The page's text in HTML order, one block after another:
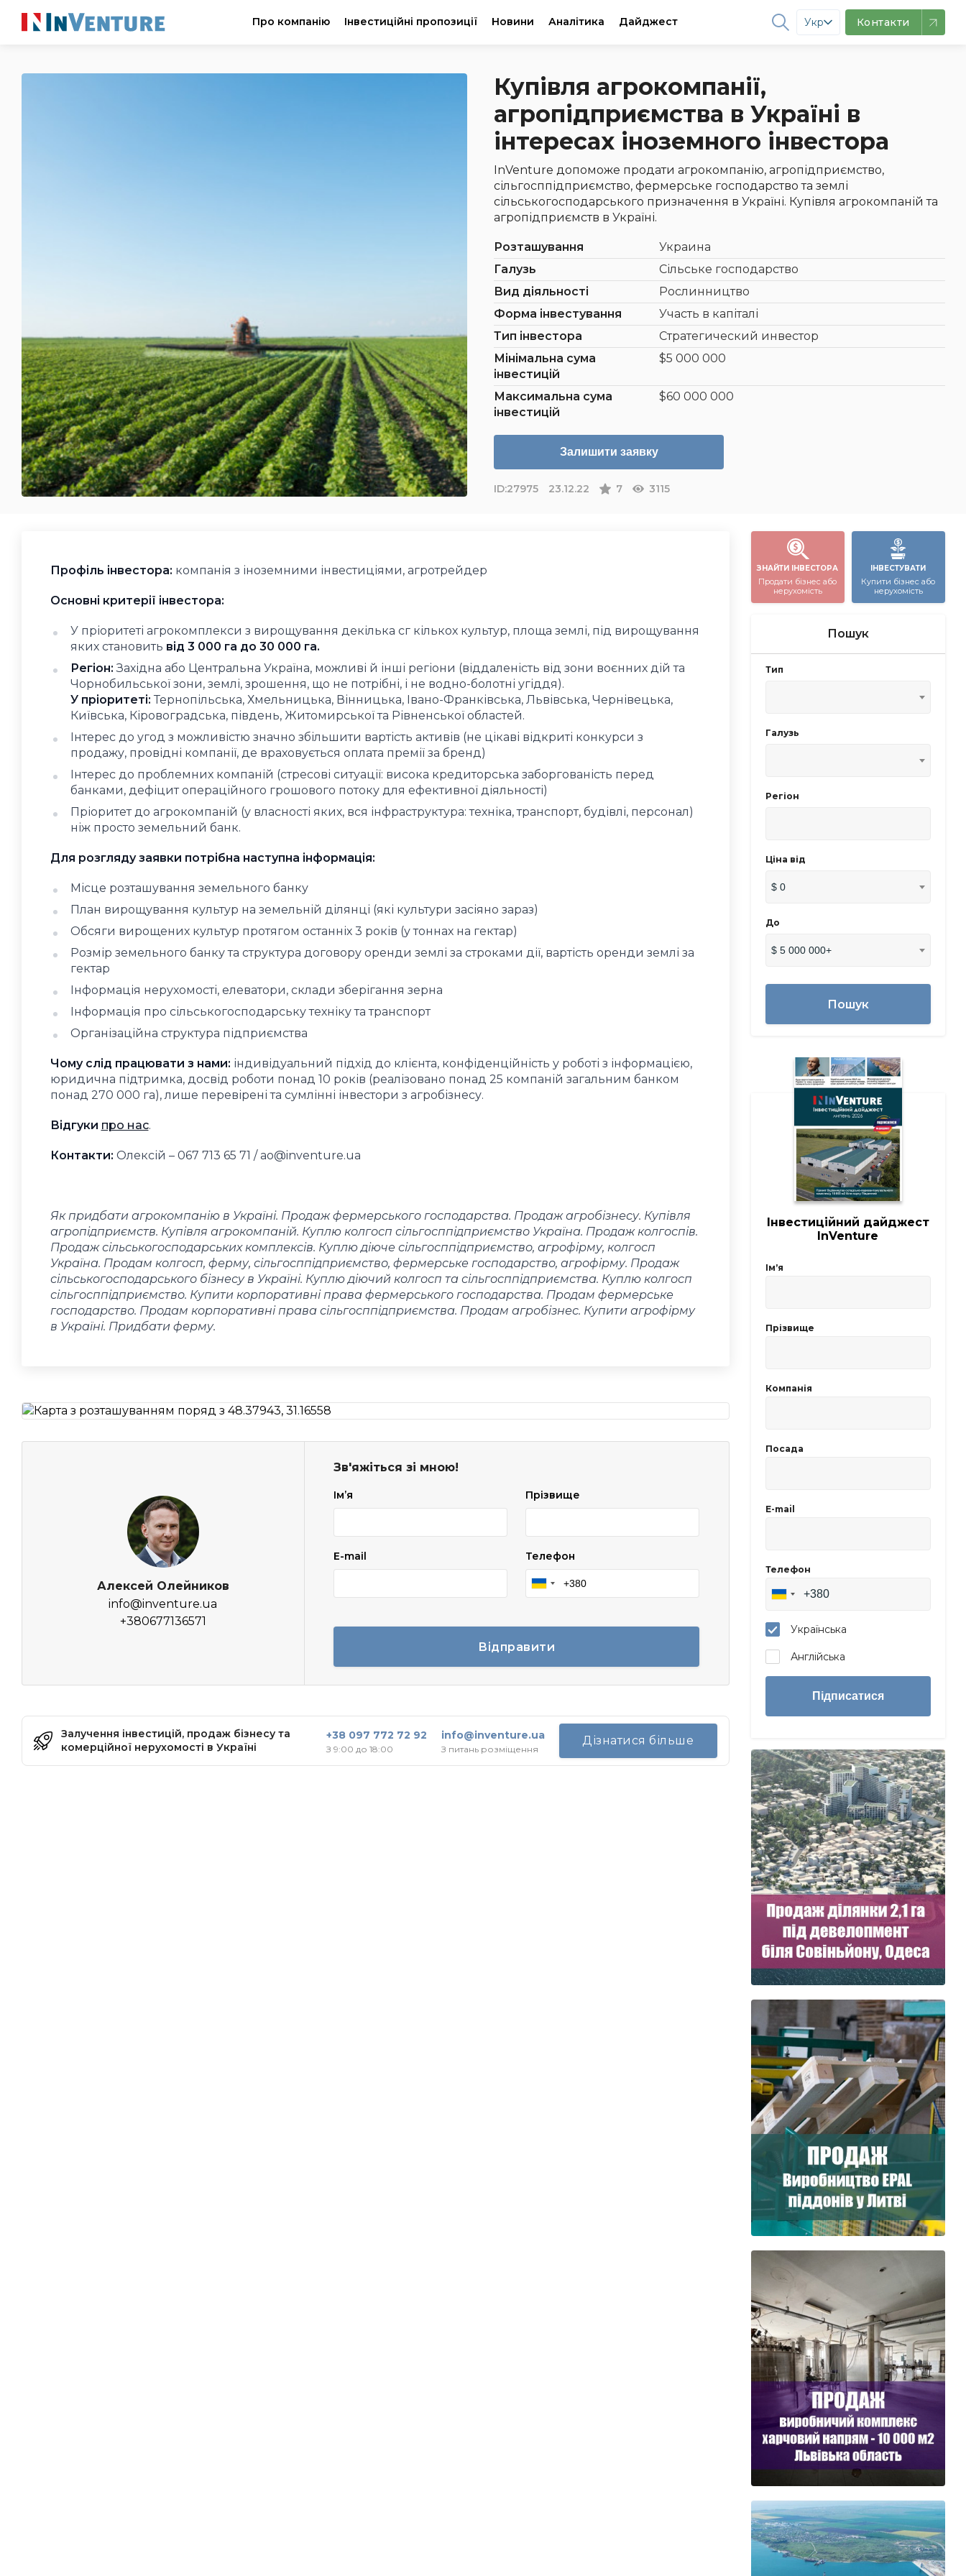
Про компанію Інвестиційні пропозиції Новини Аналітика Дайджест Укр Контакти
Купівля агрокомпанії,
агропідприємства в Україні в
інтересах іноземного інвестора
InVenture допоможе продати агрокомпанію, агропідприємство,
сільгосппідприємство, фермерське господарство та землі
сільськогосподарського призначення в Україні. Купівля агрокомпаній та
агропідприємств в Україні.
Розташування
Украина
Галузь
Сільське господарство
Вид діяльності
Рослинництво
Форма інвестування
Участь в капіталі
Тип інвестора
Стратегический инвестор
Мінімальна сума
інвестицій
$5 000 000
Максимальна сума
інвестицій
$60 000 000
Залишити заявку
ID:27975 23.12.22 7 3115
Профіль інвестора: компанія з іноземними інвестиціями, агротрейдер
Основні критерії інвестора:
У пріоритеті агрокомплекси з вирощування декілька сг кількох культур, площа землі, під вирощування
яких становить від 3 000 га до 30 000 га.
Регіон: Західна або Центральна Україна, можливі й інші регіони (віддаленість від зони воєнних дій та
Чорнобильської зони, землі, зрошення, що не потрібні, і не водно-болотні угіддя).
У пріоритеті: Тернопільська, Хмельницька, Вінницька, Івано-Франківська, Львівська, Чернівецька,
Київська, Кіровоградська, південь, Житомирської та Рівненської областей.
Інтерес до угод з можливістю значно збільшити вартість активів (не цікаві відкриті конкурси з
продажу, провідні компанії, де враховується оплата премії за бренд)
Інтерес до проблемних компаній (стресові ситуації: висока кредиторська заборгованість перед
банками, дефіцит операційного грошового потоку для ефективної діяльності)
Пріоритет до агрокомпаній (у власності яких, вся інфраструктура: техніка, транспорт, будівлі, персонал)
ніж просто земельний банк.
Для розгляду заявки потрібна наступна інформація:
Місце розташування земельного банку
План вирощування культур на земельній ділянці (які культури засіяно зараз)
Обсяги вирощених культур протягом останніх 3 років (у тоннах на гектар)
Розмір земельного банку та структура договору оренди землі за строками дії, вартість оренди землі за
гектар
Інформація нерухомості, елеватори, склади зберігання зерна
Інформація про сільськогосподарську техніку та транспорт
Організаційна структура підприємства
Чому слід працювати з нами: індивідуальний підхід до клієнта, конфіденційність у роботі з інформацією,
юридична підтримка, досвід роботи понад 10 років (реалізовано понад 25 компаній загальним банком
понад 270 000 га), лише перевірені та сумлінні інвестори з агробізнесу.
Відгуки про нас.
Контакти: Олексій – 067 713 65 71 /ao@inventure.ua
Як придбати агрокомпанію в Україні. Продаж фермерського господарства. Продаж агробізнесу. Купівля
агропідприємств. Купівля агрокомпаній. Куплю колгосп сільгосппідприємство Україна. Продаж колгоспів.
Продаж сільськогосподарських комплексів. Куплю діюче сільгосппідприємство, агрофірму, колгосп
Україна. Продам колгосп, ферму, сільгосппідприємство, фермерське господарство, агрофірму. Продаж
сільськогосподарського бізнесу в Україні. Куплю діючий колгосп та сільгосппідприємства. Куплю колгосп
сільгосппідприємство. Купити корпоративні права фермерського господарства. Продам фермерське
господарство. Продам корпоративні права сільгосппідприємства. Продам агробізнес. Купити агрофірму
в Україні. Придбати ферму.
Алексей Олейников
info@inventure.ua
+380677136571
Зв'яжіться зі мною!
Імʼя Прізвище
E-mail Телефон
Відправити
Залучення інвестицій, продаж бізнесу та
комерційної нерухомості в Україні
+38 097 772 72 92
З 9:00 до 18:00
info@inventure.ua
З питань розміщення
Дізнатися більше
ЗНАЙТИ ІНВЕСТОРА
Продати бізнес або
нерухомість
ІНВЕСТУВАТИ
Купити бізнес або
нерухомість
Пошук
Тип
Галузь
Регіон
Ціна від
$ 0
До
$ 5 000 000+
Пошук
Інвестиційний дайджест
InVenture
Імʼя
Прізвище
Компанія
Посада
E-mail
Телефон
Українська
Англійська
Підписатися